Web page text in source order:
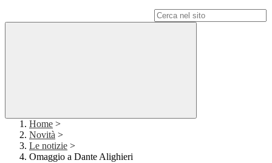
Home >
Novità >
Le notizie >
Omaggio a Dante Alighieri